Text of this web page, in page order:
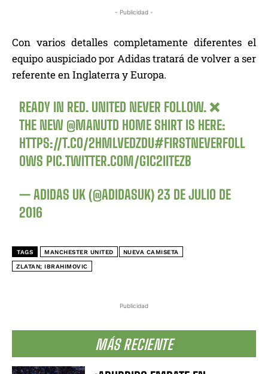
Publicidad
MÁS RECIENTE
- Publicidad -
Con varios detalles completamente diferentes el
equipo auspiciado por Adidas tratará de volver a ser
referente en Inglaterra y Europa.
READY IN RED. UNITED NEVER FOLLOW. ❌
THE NEW @MANUTD HOME SHIRT IS HERE:
HTTPS://T.CO/2HMLVEDZDU#FIRSTNEVERFOLL
OWS PIC.TWITTER.COM/G1C2IITEZB
— ADIDAS UK (@ADIDASUK)23 DE JULIO DE
2016
TAGS MANCHESTER UNITED NUEVA CAMISETA
ZLATAN; IBRAHIMOVIC